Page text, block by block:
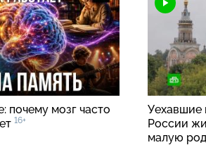
почему мозг часто
16+
Уехавшие
России
малую